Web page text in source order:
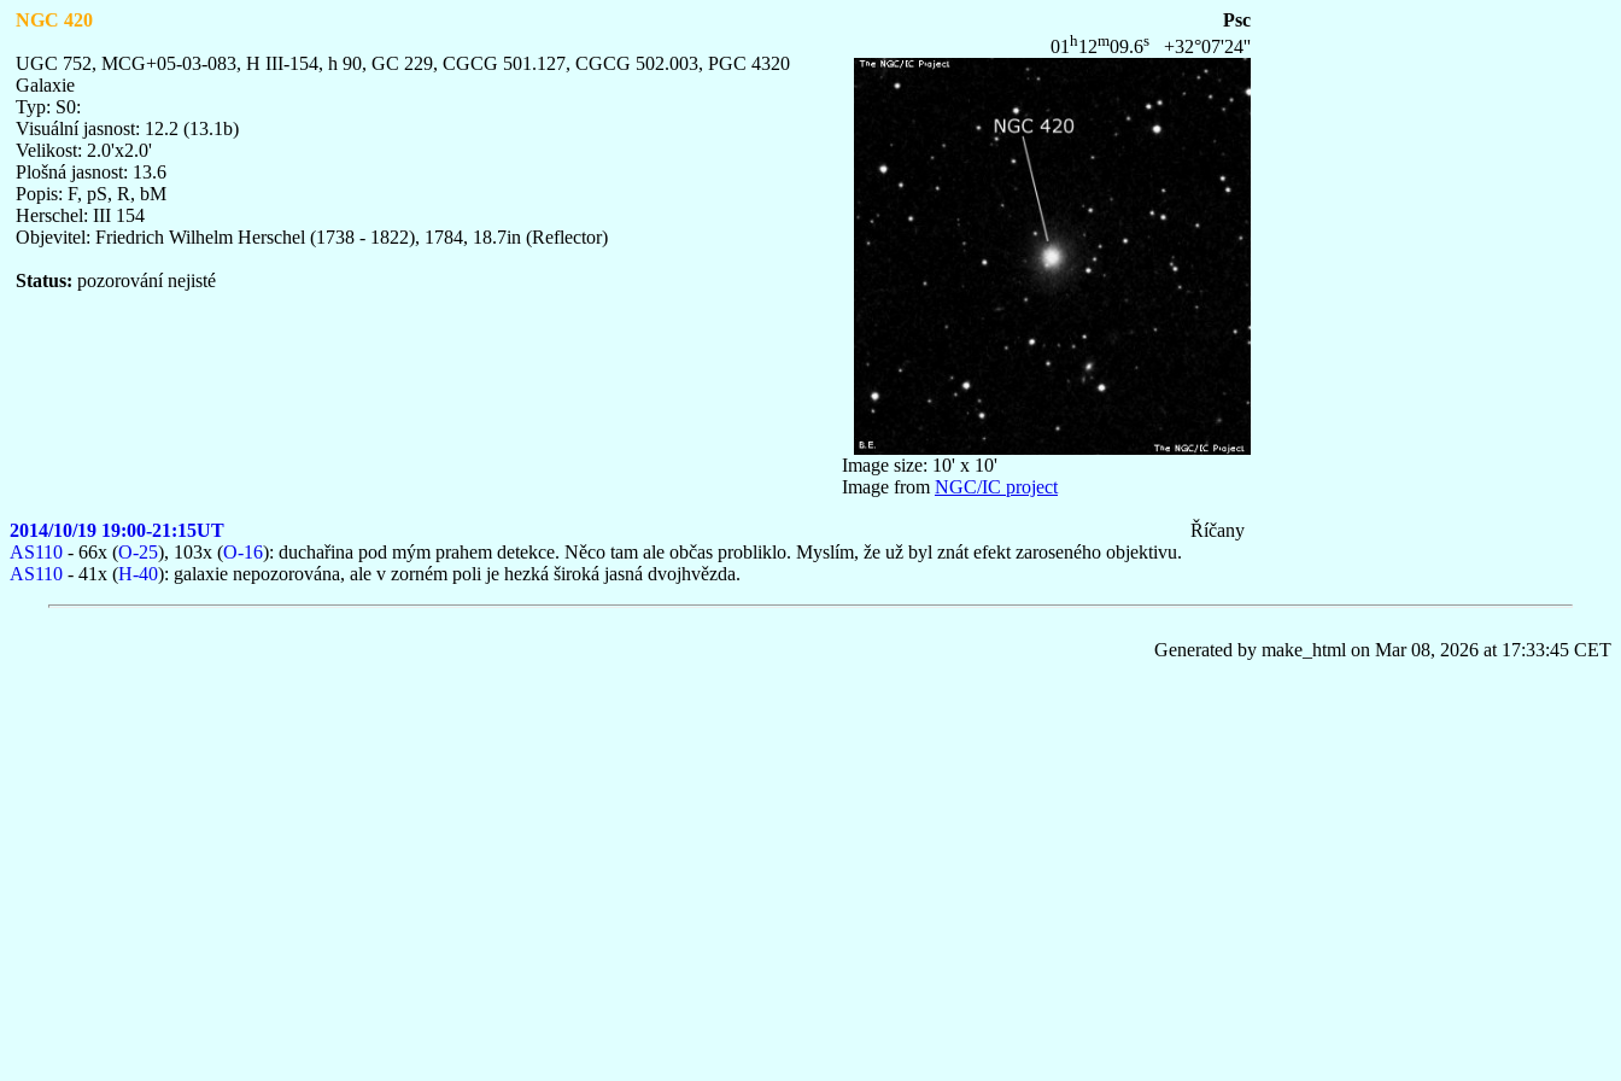
Psc
NGC 420
01 h12m09.6s +32°07'24''
UGC 752, MCG+05-03-083, H III-154, h 90, GC 229, CGCG 501.127, CGCG 502.003, PGC 4320
Galaxie
Typ: S0:
Visuální jasnost: 12.2 (13.1b)
Velikost: 2.0'x2.0'
Plošná jasnost: 13.6
Popis: F, pS, R, bM
Herschel: III 154
Objevitel: Friedrich Wilhelm Herschel (1738 - 1822), 1784, 18.7in (Reflector)
Status: pozorování nejisté
Image size: 10' x 10'
Image from NGC/IC project
Říčany
2014/10/19 19:00-21:15UT
AS110 - 66x (O-25), 103x (O-16): duchařina pod mým prahem detekce. Něco tam ale občas probliklo. Myslím, že už byl znát efekt zaroseného objektivu.
AS110 - 41x (H-40): galaxie nepozorována, ale v zorném poli je hezká široká jasná dvojhvězda.
Generated by make_html on Mar 08, 2026 at 17:33:45 CET